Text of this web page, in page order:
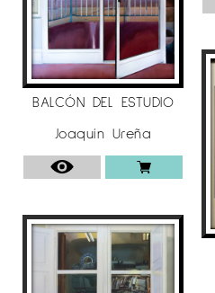
BALCÓN DEL ESTUDIO
Joaquín Ureña